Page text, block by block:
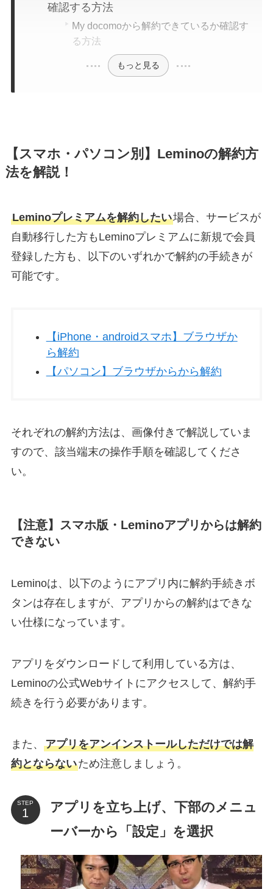
確認する方法
My docomoから解約できているか確認す
る方法
もっと見る
【スマホ・パソコン別】Leminoの解約方
法を解説！
Leminoプレミアムを解約したい場合、サービスが
自動移行した方もLeminoプレミアムに新規で会員
登録した方も、以下のいずれかで解約の手続きが
可能です。
【iPhone・androidスマホ】ブラウザか
ら解約
【パソコン】ブラウザからから解約
それぞれの解約方法は、画像付きで解説していま
すので、該当端末の操作手順を確認してくださ
い。
【注意】スマホ版・Leminoアプリからは解約
できない
Leminoは、以下のようにアプリ内に解約手続きボ
タンは存在しますが、アプリからの解約はできな
い仕様になっています。
アプリをダウンロードして利用している方は、
Leminoの公式Webサイトにアクセスして、解約手
続きを行う必要があります。
また、 アプリをアンインストールしただけでは解
約とならないため注意しましょう。
STEP
アプリを立ち上げ、下部のメニュ
ーバーから「設定」を選択